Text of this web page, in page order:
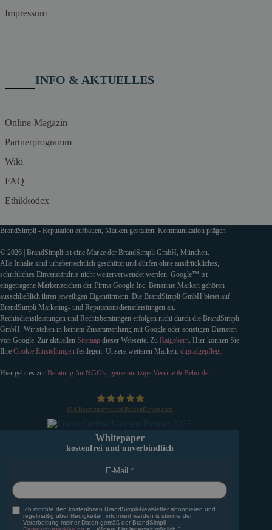
Impressum
INFO & AKTUELLES
Online-Magazin
Partnerprogramm
Wiki
FAQ
Ethikkodex
BrandSimpli - Reputation aufbauen, Marken gestalten, Kommunikation prägen
© 2026 | BrandSimpli ist eine Marke der BrandSimpli GmbH, München.
Alle Inhalte sind urheberrechtlich geschützt und dürfen ohne ausdrückliches,
schriftliches Einverständnis nicht weiterverwendet werden. Google™ ist
eingetragene Markenzeichen der Firma Google Inc. Benannte Marken gehören
ausschließlich ihren jeweiligen Eigentürmern. Die BrandSimpli GmbH bietet auf
BrandSimpli Marketing- und Reputationsdienstleistungen an.
Rechtsdienstleistungen und Rechtsberatungen erfolgen nicht durch die BrandSimpli
GmbH. Wir stehen in keinem Zusammenhang mit Google oder sonstigen Diensten
von Google. Zur aktuellen Sitemap dieser Webseite. Zu Ratgebern. Hier können Sie
Ihre Cookie Einstellungen festlegen. Unsere weiteren Marken: digitalgepflegt.
Hier geht es zur Beratung für NGO's, gemeinnützige Vereine & Behörden.
154 Bewertungen auf ProvenExpert.com
Whitepaper
kostenfrei und unverbindlich
E-Mail
Ich möchte den kostenlosen BrandSimpli-Newsletter abonnieren und
regelmäßig über Neuigkeiten informiert werden & stimme der
Verarbeitung meiner Daten gemäß der BrandSimpli